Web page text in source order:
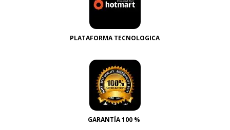
PLATAFORMA TECNOLOGICA
GARANTÍA 100 %